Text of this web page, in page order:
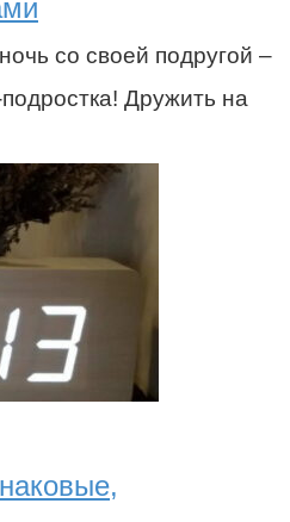
со своей подругой –
Дружить на